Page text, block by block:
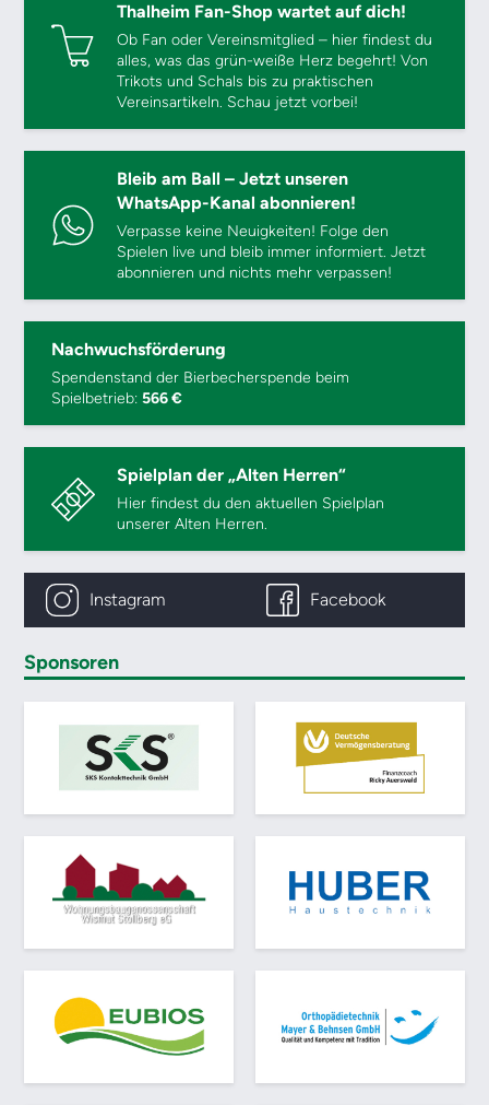
Thalheim Fan-Shop wartet auf dich!
Ob Fan oder Vereinsmitglied – hier findest du
alles, was das grün-weiße Herz begehrt! Von
Trikots und Schals bis zu praktischen
Vereinsartikeln. Schau jetzt vorbei!
Bleib am Ball – Jetzt unseren
WhatsApp-Kanal abonnieren!
Verpasse keine Neuigkeiten! Folge den
Spielen live und bleib immer informiert. Jetzt
abonnieren und nichts mehr verpassen!
Nachwuchsförderung
Spendenstand der Bierbecherspende beim
Spielbetrieb:566 €
Spielplan der „Alten Herren“
Hier findest du den aktuellen Spielplan
unserer Alten Herren.
Instagram Facebook
Sponsoren